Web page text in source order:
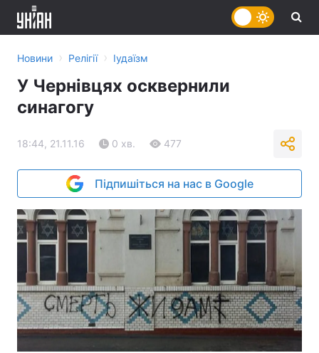
Новини › Релігії › Іудаїзм
У Чернівцях осквернили
синагогу
18:44, 21.11.16 0 хв. 477
Підпишіться на нас в Google